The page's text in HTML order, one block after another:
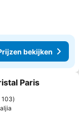
bekijken
aan favorieten
Paris
103